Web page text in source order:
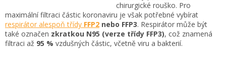
chirurgické rouško. Pro
maximální filtraci částic koronaviru je však potřebné vybírat
respirátor alespoň třídy FFP2 nebo FFP3. Respirátor může být
také označen zkratkou N95 (verze třídy FFP3), což znamená
filtraci až 95 % vzdušných částic, včetně viru a bakterií.